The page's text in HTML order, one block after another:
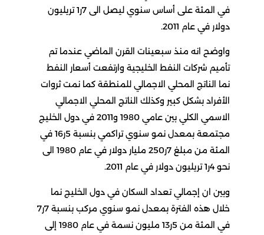
في المئة على أساس سنوي ليصل الى 7ر1 تريليون
دولار في عام 2011.
واوضح انه منذ سبعينات القرن الماضي عندما تم
تأميم شركات النفط الخليجية وارتفعت أسعار النفط
نما الناتج المحلي الاجمالي للمنطقة كما نمت ثروات
الأفراد بشكل كبير وكذلك الناتج المحلي الاجمالي
الاسمي الكلي بين عامي 1980 و2011 في دول الخليج
مجتمعة بمعدل نمو سنوي تراكمي بنسبة 5ر16 في
المئة من مبلغ 7ر250 مليار دولار في عام 1980 الى
نحو 4ر1 تريليون دولار في عام 2011.
وبين ان إجمالي تعداد السكان في دول الخليج نما
خلال هذه الفترة بمعدل نمو سنوي مركب بنسبة 7ر7
في المئة من 5ر13 مليون نسمة في عام 1980 إلى